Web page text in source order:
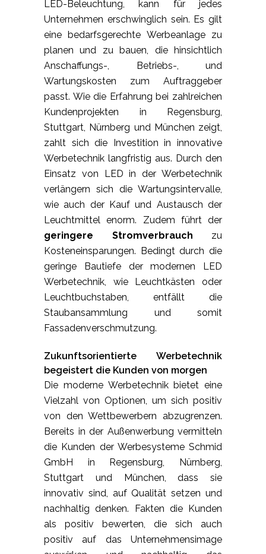
LED-Beleuchtung, kann für jedes
Unternehmen erschwinglich sein. Es gilt
eine bedarfsgerechte Werbeanlage zu
planen und zu bauen, die hinsichtlich
Anschaffungs-, Betriebs-, und
Wartungskosten zum Auftraggeber
passt. Wie die Erfahrung bei zahlreichen
Kundenprojekten in Regensburg,
Stuttgart, Nürnberg und München zeigt,
zahlt sich die Investition in innovative
Werbetechnik langfristig aus. Durch den
Einsatz von LED in der Werbetechnik
verlängern sich die Wartungsintervalle,
wie auch der Kauf und Austausch der
Leuchtmittel enorm. Zudem führt der
geringere Stromverbrauch zu
Kosteneinsparungen. Bedingt durch die
geringe Bautiefe der modernen LED
Werbetechnik, wie Leuchtkästen oder
Leuchtbuchstaben, entfällt die
Staubansammlung und somit
Fassadenverschmutzung.
Zukunftsorientierte Werbetechnik
begeistert die Kunden von morgen
Die moderne Werbetechnik bietet eine
Vielzahl von Optionen, um sich positiv
von den Wettbewerbern abzugrenzen.
Bereits in der Außenwerbung vermitteln
die Kunden der Werbesysteme Schmid
GmbH in Regensburg, Nürnberg,
Stuttgart und München, dass sie
innovativ sind, auf Qualität setzen und
nachhaltig denken. Fakten die Kunden
als positiv bewerten, die sich auch
positiv auf das Unternehmensimage